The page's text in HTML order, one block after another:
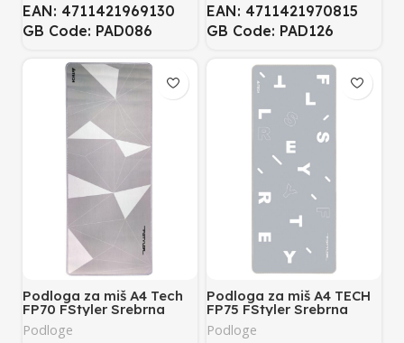
EAN: 4711421969130
GB Code: PAD086
EAN: 4711421970815
GB Code: PAD126
Podloga za miš A4 Tech
FP70 FStyler Srebrna
Podloge
Podloga za miš A4 TECH
FP75 FStyler Srebrna
Podloge